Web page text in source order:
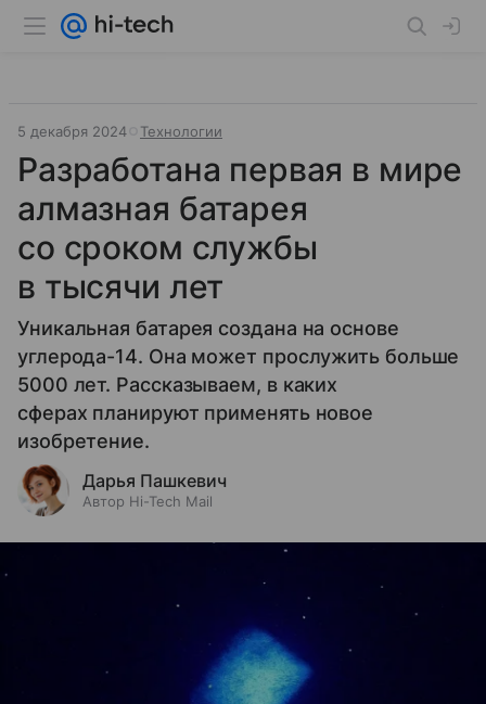
5 декабря 2024 Технологии
Разработана первая в мире
алмазная батарея
со сроком службы
в тысячи лет
Уникальная батарея создана на основе
углерода-14. Она может прослужить больше
5000 лет. Рассказываем, в каких
сферах планируют применять новое
изобретение.
Дарья Пашкевич
Автор Hi-Tech Mail